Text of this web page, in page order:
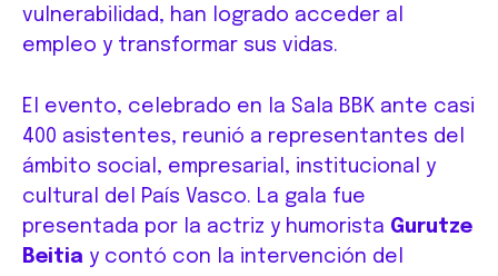
vulnerabilidad, han logrado acceder al
empleo y transformar sus vidas.
El evento, celebrado en la Sala BBK ante casi
400 asistentes, reunió a representantes del
ámbito social, empresarial, institucional y
cultural del País Vasco. La gala fue
presentada por la actriz y humorista Gurutze
Beitia y contó con la intervención del